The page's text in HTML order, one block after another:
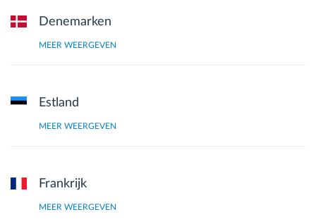
Denemarken
MEER WEERGEVEN
Estland
MEER WEERGEVEN
Frankrijk
MEER WEERGEVEN